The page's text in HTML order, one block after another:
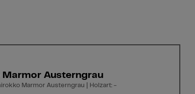
Marmor Austerngrau
Marmor Austerngrau | Holzart: -